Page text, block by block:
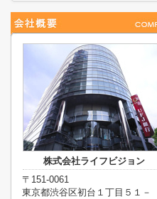
株式会社ライフビジョン
〒151-0061
東京都渋谷区初台１丁目５１－